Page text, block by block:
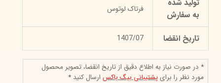
تولید شده
به سفارش
فرتاک لوتوس
تاریخ انقضا 1407/07
* در صورت نیاز به اطلاع دقیق از تاریخ انقضا، تصویر محصول
مورد نظر را برایپشتیبانی بیگ باکسارسال کنید *